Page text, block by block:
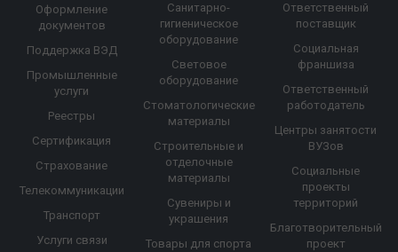
Оформление
документов
Поддержка ВЭД
Промышленные
услуги
Реестры
Сертификация
Страхование
Телекоммуникации
Транспорт
Услуги связи
Санитарно-
гигиеническое
оборудование
Световое
оборудование
Стоматологические
материалы
Строительные и
отделочные
материалы
Сувениры и
украшения
Товары для спорта
Ответственный
поставщик
Социальная
франшиза
Ответственный
работодатель
Центры занятости
ВУЗов
Социальные
проекты
территорий
Благотворительный
проект